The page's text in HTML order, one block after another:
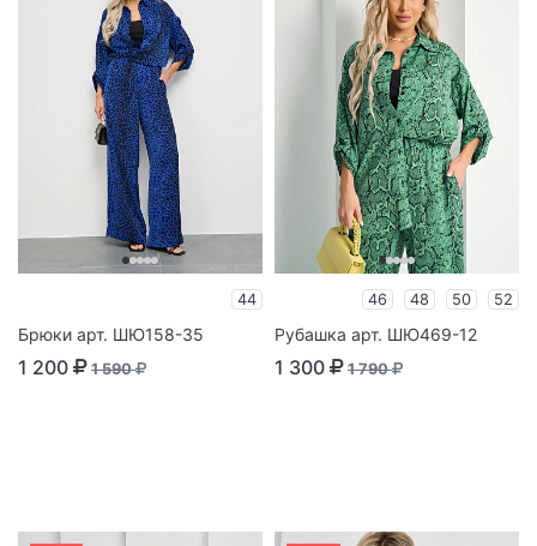
44
Брюки арт. ШЮ158-35
1 200 1 590
46 48 50 52
Рубашка арт. ШЮ469-12
1 300 1 790